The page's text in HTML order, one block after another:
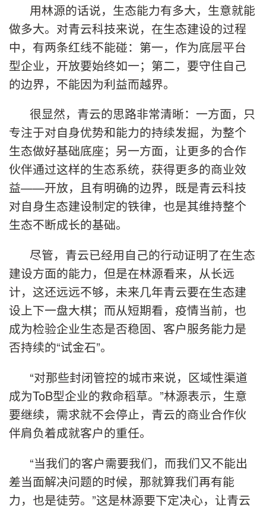
用林源的话说，生态能力有多大，生意就能
做多大。对青云科技来说，在生态建设的过程
中，有两条红线不能碰：第一，作为底层平台
型企业，开放要始终如一；第二，要守住自己
的边界，不能因为利益而越界。
很显然，青云的思路非常清晰：一方面，只
专注于对自身优势和能力的持续发掘，为整个
生态做好基础底座；另一方面，让更多的合作
伙伴通过这样的生态系统，获得更多的商业效
益——开放，且有明确的边界，既是青云科技
对自身生态建设制定的铁律，也是其维持整个
生态不断成长的基础。
尽管，青云已经用自己的行动证明了在生态
建设方面的能力，但是在林源看来，从长远
计，这还远远不够，未来几年青云要在生态建
设上下一盘大棋；而从短期看，疫情当前，也
成为检验企业生态是否稳固、客户服务能力是
否持续的“试金石”。
“对那些封闭管控的城市来说，区域性渠道
成为ToB型企业的救命稻草。”林源表示，生意
要继续，需求就不会停止，青云的商业合作伙
伴肩负着成就客户的重任。
“当我们的客户需要我们，而我们又不能出
差当面解决问题的时候，那就算我们再有能
力，也是徒劳。”这是林源要下定决心，让青云